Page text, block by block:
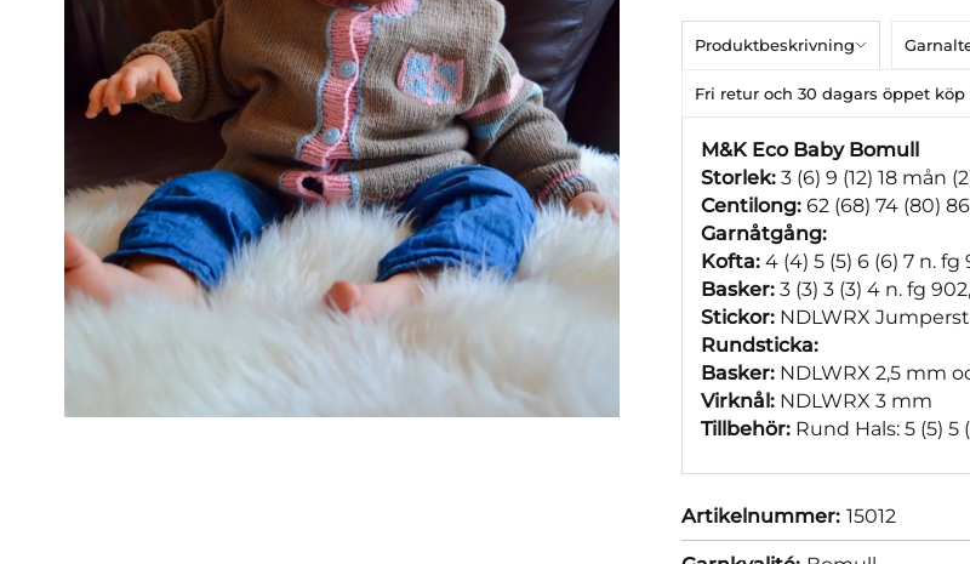
Produktbeskrivning
Fri retur och 30 dagars öppet
M&K Eco Baby Bomull
Storlek: 3 (6) 9 (12) 18 mån
Centilong: 62 (68) 74 (80)
Garnåtgång:
Kofta: 4 (4) 5 (5) 6 (6) 7 n.
Basker: 3 (3) 3 (3) 4 n. fg
Stickor: NDLWRX
Rundsticka:
Basker: NDLWRX 2,5 mm
Virknål: NDLWRX 3 mm
Tillbehör: Rund Hals: 5 (5)
Artikelnummer: 15012